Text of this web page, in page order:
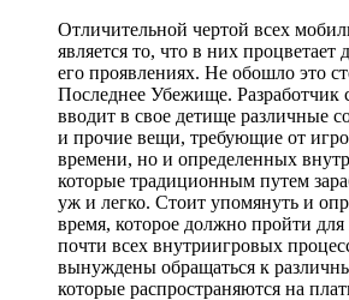
Отличительной чертой всех
является то, что в них процветает
его проявлениях. Не обошло это
Последнее Убежище. Разработчик
вводит в свое детище различные
и прочие вещи, требующие от
времени, но и определенных
которые традиционным путем
уж и легко. Стоит упомянуть и
время, которое должно пройти
почти всех внутриигровых
вынуждены обращаться к
которые распространяются на